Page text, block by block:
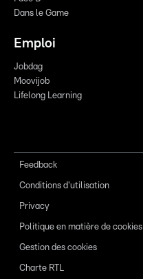
Dans le Game
Emploi
Jobdag
Moovijob
Lifelong Learning
Feedback
Conditions d'utilisation
Privacy
Politique en matière de cookies
Gestion des cookies
Charte RTL